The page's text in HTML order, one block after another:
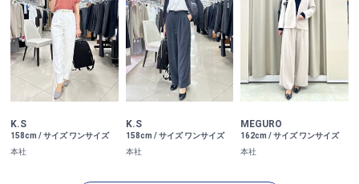
K.S
158cm / サイズ ワンサイズ
本社
K.S
158cm / サイズ ワンサイズ
本社
MEGURO
162cm / サイズ ワンサイズ
本社